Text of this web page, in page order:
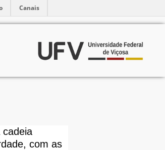
Canais
com as